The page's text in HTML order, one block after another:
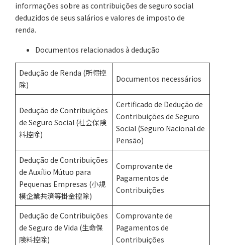
informações sobre as contribuições de seguro social
deduzidos de seus salários e valores de imposto de
renda.
Documentos relacionados à dedução
Dedução de Renda (所得控
除)
Documentos necessários
Dedução de Contribuições
de Seguro Social (社会保険
料控除)
Certificado de Dedução de
Contribuições de Seguro
Social (Seguro Nacional de
Pensão)
Dedução de Contribuições
de Auxílio Mútuo para
Pequenas Empresas (小規
模企業共済等掛金控除)
Comprovante de
Pagamentos de
Contribuições
Dedução de Contribuições
de Seguro de Vida (生命保
険料控除)
Comprovante de
Pagamentos de
Contribuições